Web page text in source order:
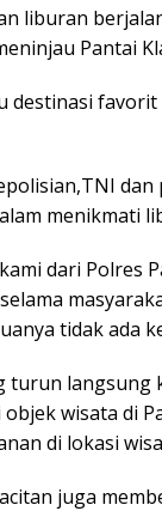
liburan
Pantai
destinasi
menikmati
dari Polres
tidak ada
turun langsung
wisata di
di lokasi
juga